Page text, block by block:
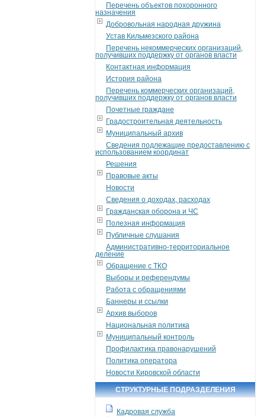
Перечень объектов похоронного
назначения
Добровольная народная дружина
Устав Кильмезского района
Перечень некоммерческих организаций,
получивших поддержку от органов власти
Контактная информация
История района
Перечень коммерческих организаций,
получивших поддержку от органов власти
Почетные граждане
Градостроительная деятельность
Муниципальный архив
Сведения подлежащие предоставлению с
использованием координат
Решения
Правовые акты
Новости
Сведения о доходах, расходах
Гражданская оборона и ЧС
Полезная информация
Публичные слушания
Административно-территориальное
деление
Обращение с ТКО
Выборы и референдумы
Работа с обращениями
Баннеры и ссылки
Архив выборов
Национальная политика
Муниципальный контроль
Профилактика правонарушений
Политика оператора
Новости Кировской области
СТРУКТУРНЫЕ ПОДРАЗДЕЛЕНИЯ
Кадровая служба